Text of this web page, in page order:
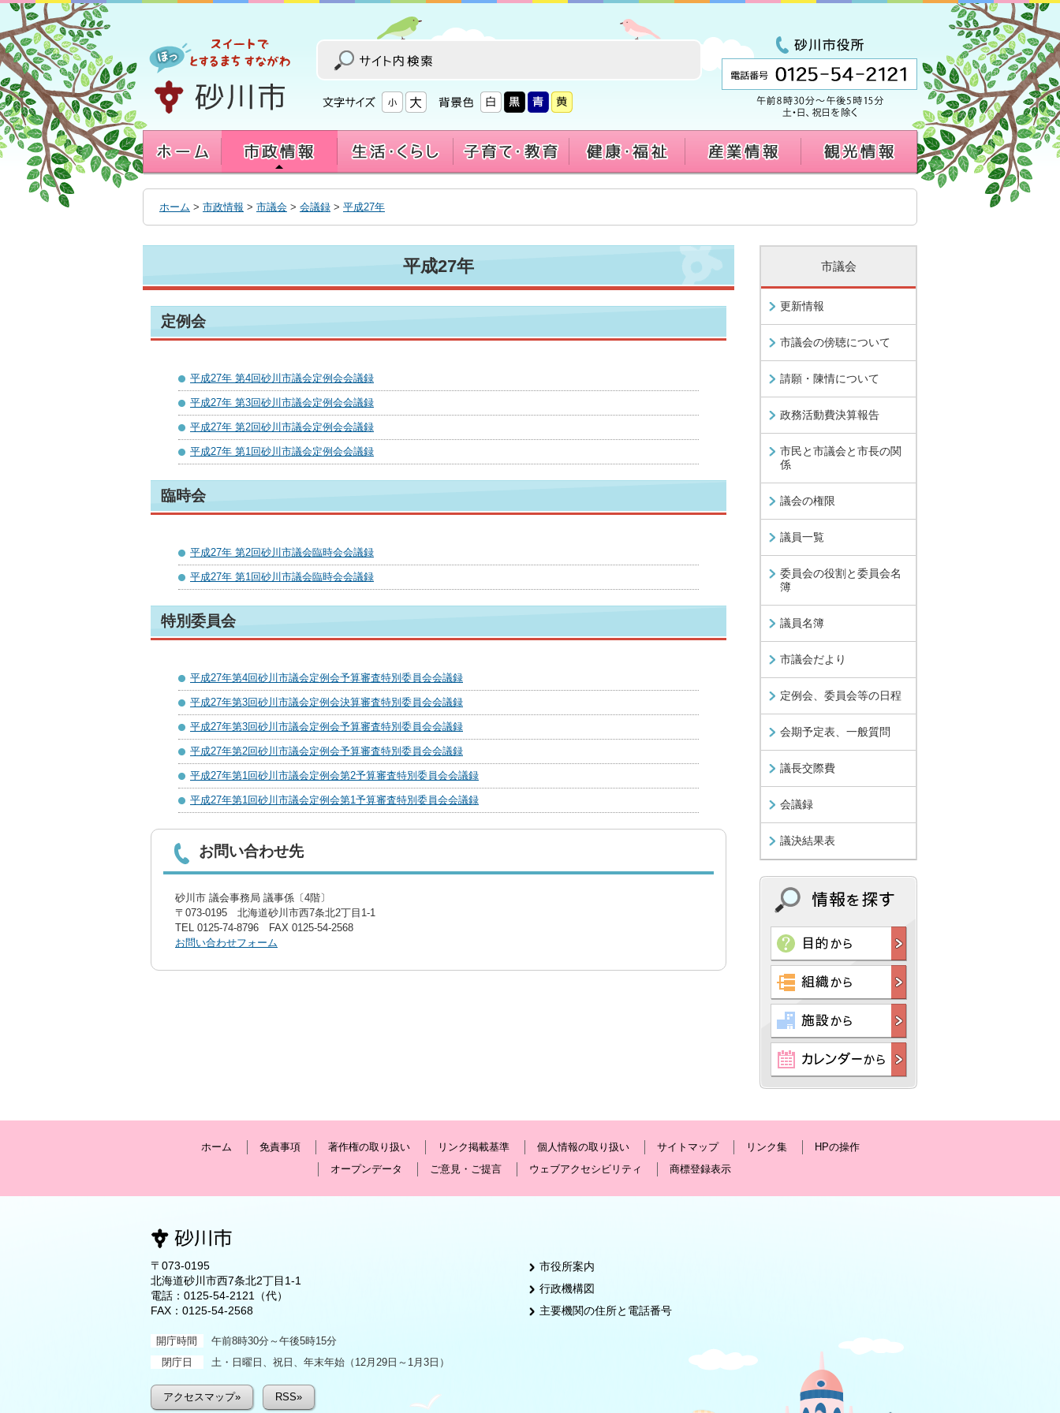
へ
移
動
す
る
ホーム > 市政情報 > 市議会 > 会議録 > 平成27年
平成27年
定例会
平成27年 第4回砂川市議会定例会会議録
平成27年 第3回砂川市議会定例会会議録
平成27年 第2回砂川市議会定例会会議録
平成27年 第1回砂川市議会定例会会議録
臨時会
平成27年 第2回砂川市議会臨時会会議録
平成27年 第1回砂川市議会臨時会会議録
特別委員会
平成27年第4回砂川市議会定例会予算審査特別委員会会議録
平成27年第3回砂川市議会定例会決算審査特別委員会会議録
平成27年第3回砂川市議会定例会予算審査特別委員会会議録
平成27年第2回砂川市議会定例会予算審査特別委員会会議録
平成27年第1回砂川市議会定例会第2予算審査特別委員会会議録
平成27年第1回砂川市議会定例会第1予算審査特別委員会会議録
お問い合わせ先
砂川市 議会事務局 議事係〔4階〕
〒073-0195 北海道砂川市西7条北2丁目1-1
TEL 0125-74-8796 FAX 0125-54-2568
お問い合わせフォーム
市議会
更新情報
市議会の傍聴について
請願・陳情について
政務活動費決算報告
市民と市議会と市長の関
係
議会の権限
議員一覧
委員会の役割と委員会名
簿
議員名簿
市議会だより
定例会、委員会等の日程
会期予定表、一般質問
議長交際費
会議録
議決結果表
ホーム 免責事項 著作権の取り扱い リンク掲載基準 個人情報の取り扱い サイトマップ リンク集
HPの操作
オープンデータ
ご意見・ご提言 ウェブアクセシビリティ 商標登録表示
〒073-0195
北海道砂川市西7条北2丁目1-1
電話： 0125-54-2121
（代）
FAX：0125-54-2568
開庁時間
午前8時30分～午後5時15分
閉庁日
土・日曜日、祝日、年末年始（12月29日～1月3日）
アクセスマップ» RSS»
市役所案内
行政機構図
主要機関の住所と電話番号